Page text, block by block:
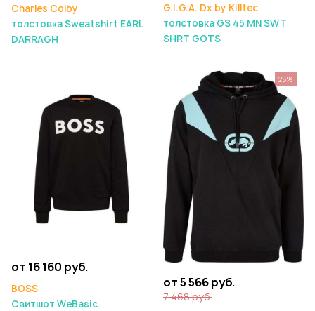
Charles Colby
толстовка Sweatshirt EARL
DARRAGH
G.I.G.A. Dx by Killtec
толстовка GS 45 MN SWT
SHRT GOTS
от 16 160 руб.
BOSS
Свитшот WeBasic
от 5 566 руб.
7 468 руб.
26%